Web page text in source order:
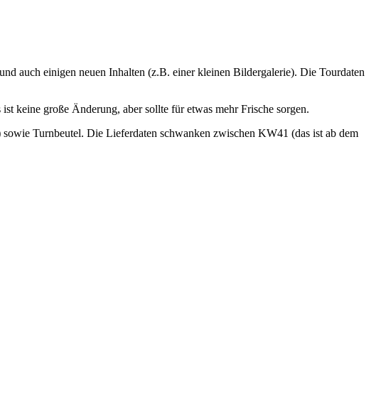
auch einigen neuen Inhalten (z.B. einer kleinen Bildergalerie). Die Tourdaten
keine große Änderung, aber sollte für etwas mehr Frische sorgen.
Turnbeutel. Die Lieferdaten schwanken zwischen KW41 (das ist ab dem